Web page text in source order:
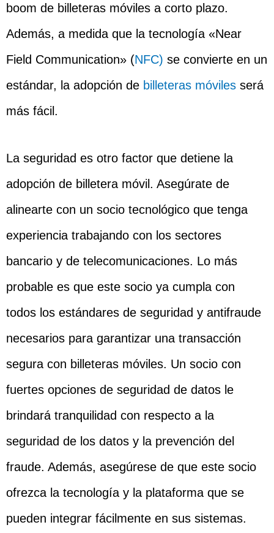
boom de billeteras móviles a corto plazo.
Además, a medida que la tecnología «Near
Field Communication» (NFC) se convierte en un
estándar, la adopción de billeteras móviles será
más fácil.
La seguridad es otro factor que detiene la
adopción de billetera móvil. Asegúrate de
alinearte con un socio tecnológico que tenga
experiencia trabajando con los sectores
bancario y de telecomunicaciones. Lo más
probable es que este socio ya cumpla con
todos los estándares de seguridad y antifraude
necesarios para garantizar una transacción
segura con billeteras móviles. Un socio con
fuertes opciones de seguridad de datos le
brindará tranquilidad con respecto a la
seguridad de los datos y la prevención del
fraude. Además, asegúrese de que este socio
ofrezca la tecnología y la plataforma que se
pueden integrar fácilmente en sus sistemas.